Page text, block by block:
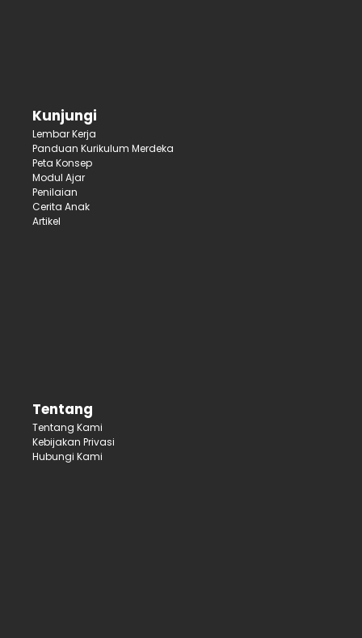
Kunjungi
Lembar Kerja
Panduan Kurikulum Merdeka
Peta Konsep
Modul Ajar
Penilaian
Cerita Anak
Artikel
Tentang
Tentang Kami
Kebijakan Privasi
Hubungi Kami